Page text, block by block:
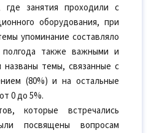
занятия проходили с
оборудования, при
упоминание составляло
также важными и
темы, связанные с
(80%) и на остальные
0 до 5%.
которые встречались
посвящены вопросам